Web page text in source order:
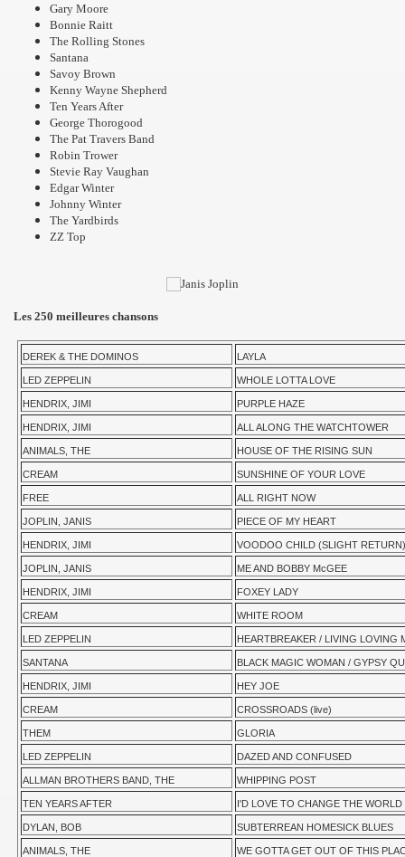
Gary Moore
Bonnie Raitt
The Rolling Stones
Santana
Savoy Brown
Kenny Wayne Shepherd
Ten Years After
George Thorogood
The Pat Travers Band
Robin Trower
Stevie Ray Vaughan
Edgar Winter
Johnny Winter
The Yardbirds
ZZ Top
Les 250 meilleures chansons
DEREK & THE DOMINOS LAYLA
LED ZEPPELIN WHOLE LOTTA LOVE
HENDRIX, JIMI PURPLE HAZE
HENDRIX, JIMI ALL ALONG THE WATCHTOWER
ANIMALS, THE HOUSE OF THE RISING SUN
CREAM SUNSHINE OF YOUR LOVE
FREE ALL RIGHT NOW
JOPLIN, JANIS PIECE OF MY HEART
HENDRIX, JIMI VOODOO CHILD (SLIGHT RETURN)
JOPLIN, JANIS ME AND BOBBY McGEE
HENDRIX, JIMI FOXEY LADY
CREAM WHITE ROOM
LED ZEPPELIN HEARTBREAKER / LIVING LOVING
SANTANA BLACK MAGIC WOMAN / GYPSY
HENDRIX, JIMI HEY JOE
CREAM CROSSROADS (live)
THEM GLORIA
LED ZEPPELIN DAZED AND CONFUSED
ALLMAN BROTHERS BAND, THE WHIPPING POST
TEN YEARS AFTER I'D LOVE TO CHANGE THE WORLD
DYLAN, BOB SUBTERREAN HOMESICK BLUES
ANIMALS, THE WE GOTTA GET OUT OF THIS